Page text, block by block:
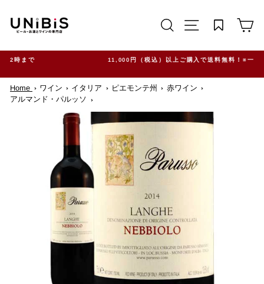
に
ッ
サイトを検索する
TRANSLATION
11,000円（税込）以上ご購入で送料無料！※一部地域除く
Home ワイン イタリア ピエモンテ州
赤ワイン
アルマンド・パルッソ